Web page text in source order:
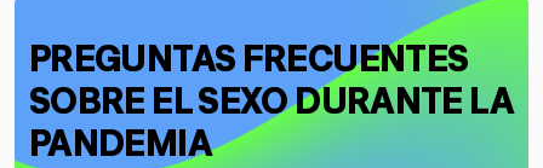
PREGUNTAS FRECUENTES
SOBRE EL SEXO DURANTE LA
PANDEMIA